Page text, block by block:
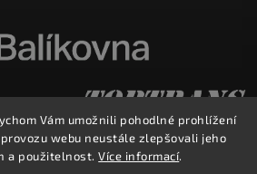
Vám umožnili pohodlné prohlížení
webu neustále zlepšovali jeho
a použitelnost.Více informací.